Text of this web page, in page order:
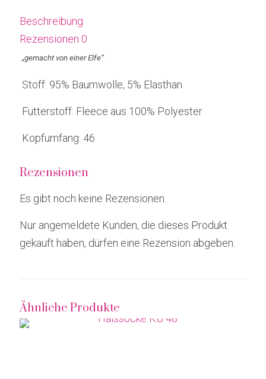
Beschreibung
Rezensionen 0
„gemacht von einer Elfe“
Stoff: 95% Baumwolle, 5% Elasthan
Futterstoff: Fleece aus 100% Polyester
Kopfumfang: 46
Rezensionen
Es gibt noch keine Rezensionen.
Nur angemeldete Kunden, die dieses Produkt
gekauft haben, dürfen eine Rezension abgeben.
Ähnliche Produkte